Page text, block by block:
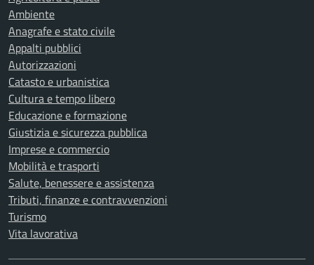
Ambiente
Anagrafe e stato civile
Appalti pubblici
Autorizzazioni
Catasto e urbanistica
Cultura e tempo libero
Educazione e formazione
Giustizia e sicurezza pubblica
Imprese e commercio
Mobilità e trasporti
Salute, benessere e assistenza
Tributi, finanze e contravvenzioni
Turismo
Vita lavorativa